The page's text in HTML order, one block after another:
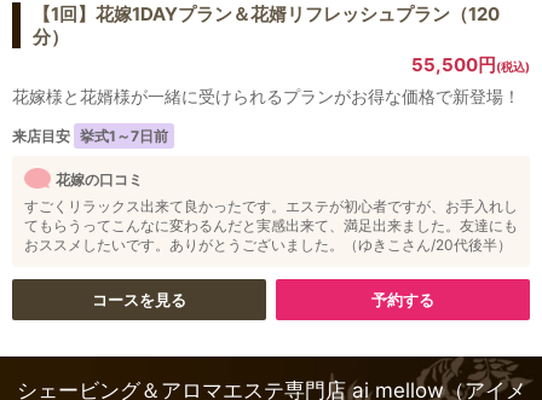
【1回】花嫁1DAYプラン＆花婿リフレッシュプラン（120
分）
55,500円(税込)
花嫁様と花婿様が一緒に受けられるプランがお得な価格で新登場！
来店目安 挙式1～7日前
花嫁の口コミ
すごくリラックス出来て良かったです。エステが初心者ですが、お手入れし
てもらうってこんなに変わるんだと実感出来て、満足出来ました。友達にも
おススメしたいです。ありがとうございました。（ゆきこさん/20代後半）
コースを見る 予約する
シェービング＆アロマエステ専門店 ai mellow（アイメ